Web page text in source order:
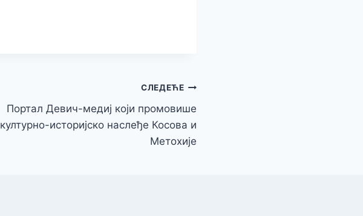
СЛЕДЕЋЕ
Портал Девич-медиј који промовише
културно-историјско наслеђе Косова и
Метохије